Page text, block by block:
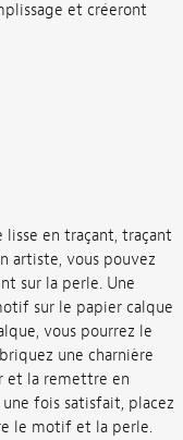
et créeront
en traçant, traçant
artiste, vous pouvez
sur la perle. Une
sur le papier calque
vous pourrez le
une charnière
et la remettre en
fois satisfait, placez
le motif et la perle.